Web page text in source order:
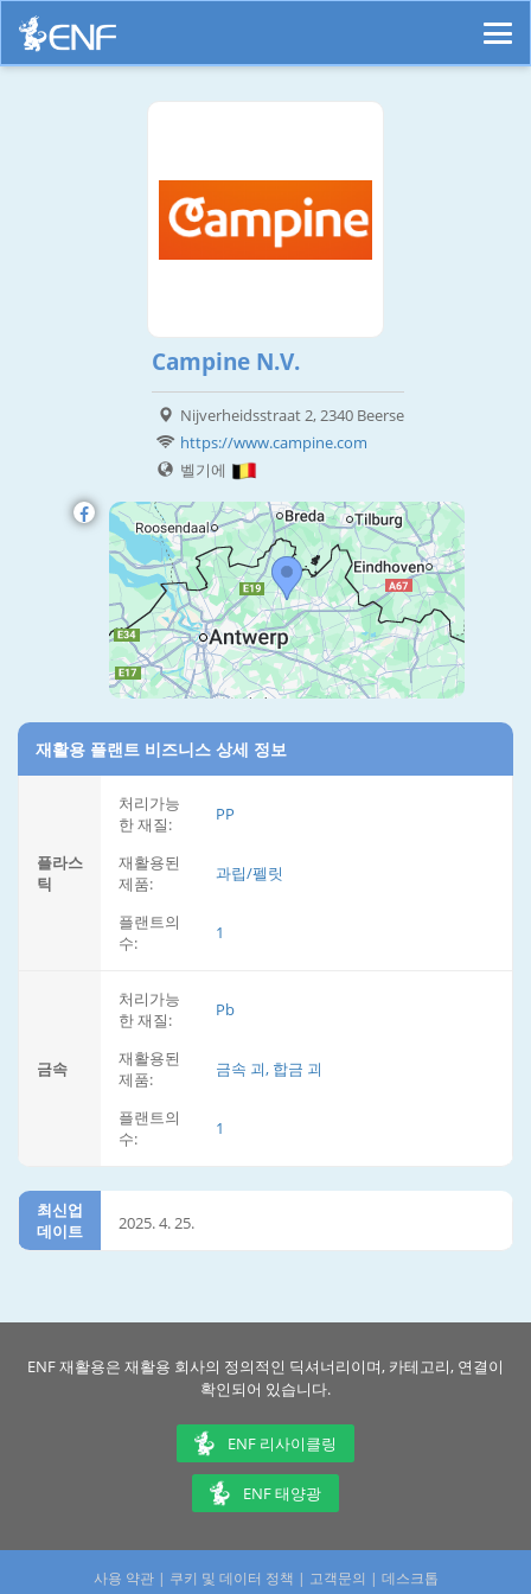
Campine N.V.
Nijverheidsstraat 2, 2340 Beerse
https://www.campine.com
벨기에
재활용 플랜트 비즈니스 상세 정보
플라스
틱
처리가능
한 재질:
PP
재활용된
제품:
과립/펠릿
플랜트의
수:
1
금속
처리가능
한 재질:
Pb
재활용된
제품:
금속 괴, 합금 괴
플랜트의
수:
1
최신업
데이트
2025. 4. 25.
ENF 재활용은 재활용 회사의 정의적인 딕셔너리이며, 카테고리, 연결이
확인되어 있습니다.
ENF 리사이클링
ENF 태양광
사용 약관| 쿠키 및 데이터 정책 | 고객문의 | 데스크톱